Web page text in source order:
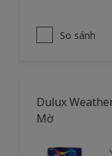
So sánh
Dulux
Mờ